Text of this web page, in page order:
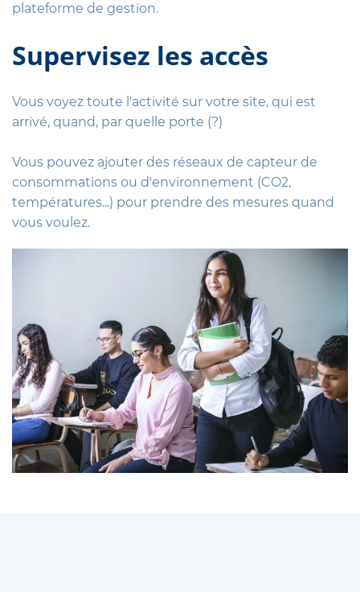
plateforme de gestion.
Supervisez les accès
Vous voyez toute l'activité sur votre site, qui est
arrivé, quand, par quelle porte (?)
Vous pouvez ajouter des réseaux de capteur de
consommations ou d'environnement (CO2,
températures...) pour prendre des mesures quand
vous voulez.